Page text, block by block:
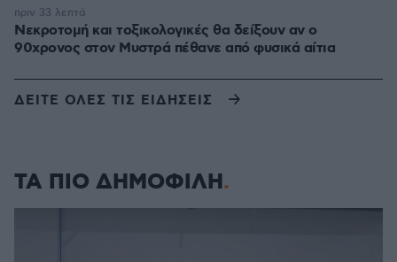
Νεκροτομή και τοξικολογικές θα δείξουν αν ο
90χρονος στον Μυστρά πέθανε από φυσικά αίτια
πριν 33 λεπτά
ΔΕΙΤΕ ΟΛΕΣ ΤΙΣ ΕΙΔΗΣΕΙΣ
ΤΑ ΠΙΟ ΔΗΜΟΦΙΛΗ